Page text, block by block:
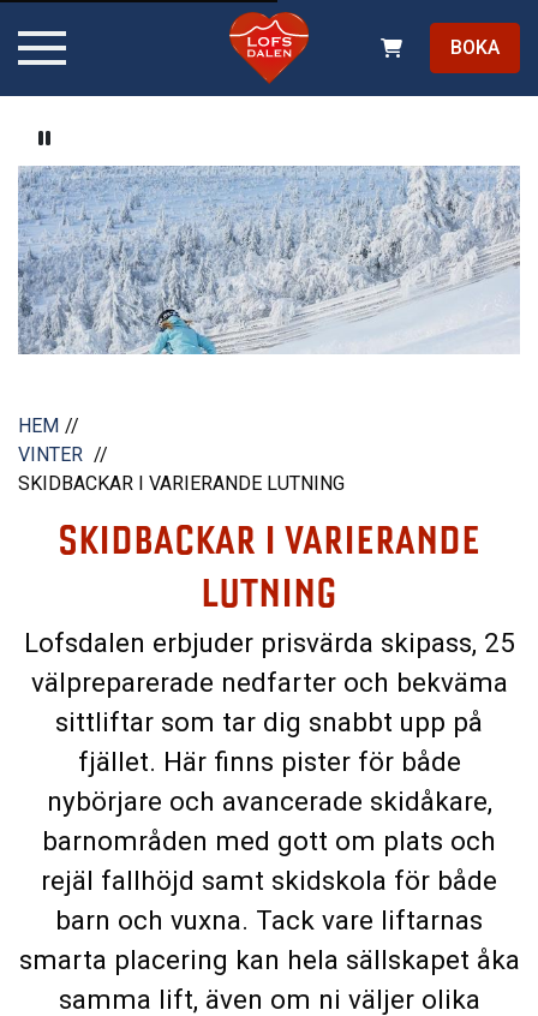
BOKA
Pause video
HEM
VINTER
SKIDBACKAR I VARIERANDE LUTNING
SKIDBACKAR I VARIERANDE
LUTNING
Lofsdalen erbjuder prisvärda skipass, 25
välpreparerade nedfarter och bekväma
sittliftar som tar dig snabbt upp på
fjället. Här finns pister för både
nybörjare och avancerade skidåkare,
barnområden med gott om plats och
rejäl fallhöjd samt skidskola för både
barn och vuxna. Tack vare liftarnas
smarta placering kan hela sällskapet åka
samma lift, även om ni väljer olika